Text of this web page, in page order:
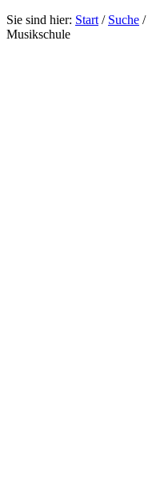
Sie sind hier: Start / Suche /
Musikschule